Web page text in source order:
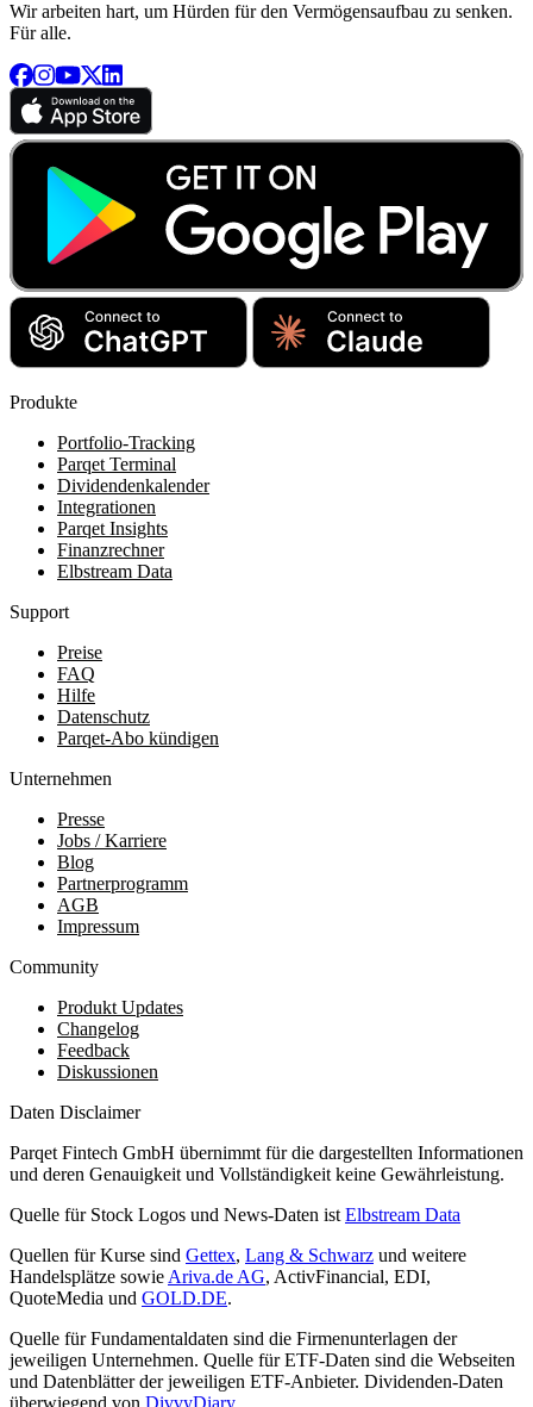
Wir arbeiten hart, um Hürden für den Vermögensaufbau zu senken.
Für alle.
Produkte
Portfolio-Tracking
Parqet Terminal
Dividendenkalender
Integrationen
Parqet Insights
Finanzrechner
Elbstream Data
Support
Preise
FAQ
Hilfe
Datenschutz
Parqet-Abo kündigen
Unternehmen
Presse
Jobs / Karriere
Blog
Partnerprogramm
AGB
Impressum
Community
Produkt Updates
Changelog
Feedback
Diskussionen
Daten Disclaimer
Parqet Fintech GmbH übernimmt für die dargestellten Informationen
und deren Genauigkeit und Vollständigkeit keine Gewährleistung.
Quelle für Stock Logos und News-Daten ist Elbstream Data
Quellen für Kurse sind Gettex, Lang & Schwarz und weitere
Handelsplätze sowie Ariva.de AG, ActivFinancial, EDI,
QuoteMedia und GOLD.DE.
Quelle für Fundamentaldaten sind die Firmenunterlagen der
jeweiligen Unternehmen. Quelle für ETF-Daten sind die Webseiten
und Datenblätter der jeweiligen ETF-Anbieter. Dividenden-Daten